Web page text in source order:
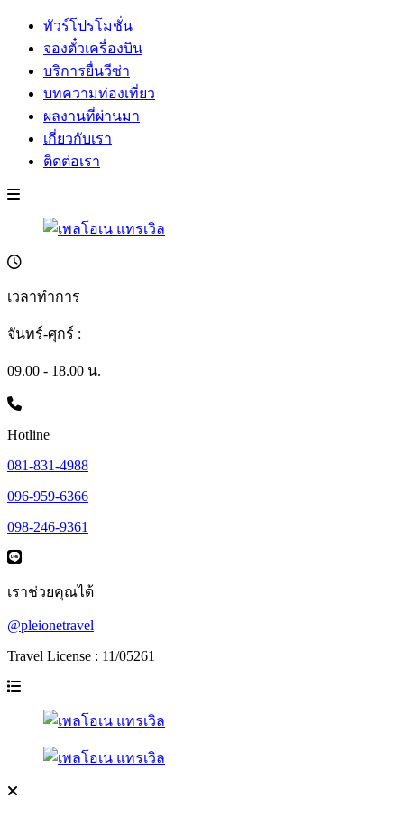
ทัวร์โปรโมชั่น
จองตั๋วเครื่องบิน
บริการยื่นวีซ่า
บทความท่องเที่ยว
ผลงานที่ผ่านมา
เกี่ยวกับเรา
ติดต่อเรา
เวลาทำการ
จันทร์-ศุกร์ :
09.00 - 18.00 น.
Hotline
081-831-4988
096-959-6366
098-246-9361
เราช่วยคุณได้
@pleionetravel
Travel License : 11/05261